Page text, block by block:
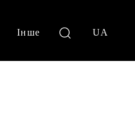
Інше UA